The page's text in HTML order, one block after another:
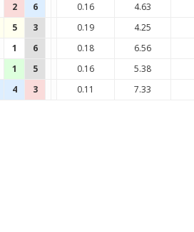
2 6 0.16 4.63
5 3 0.19 4.25
1 6 0.18 6.56
1 5 0.16 5.38
4 3 0.11 7.33